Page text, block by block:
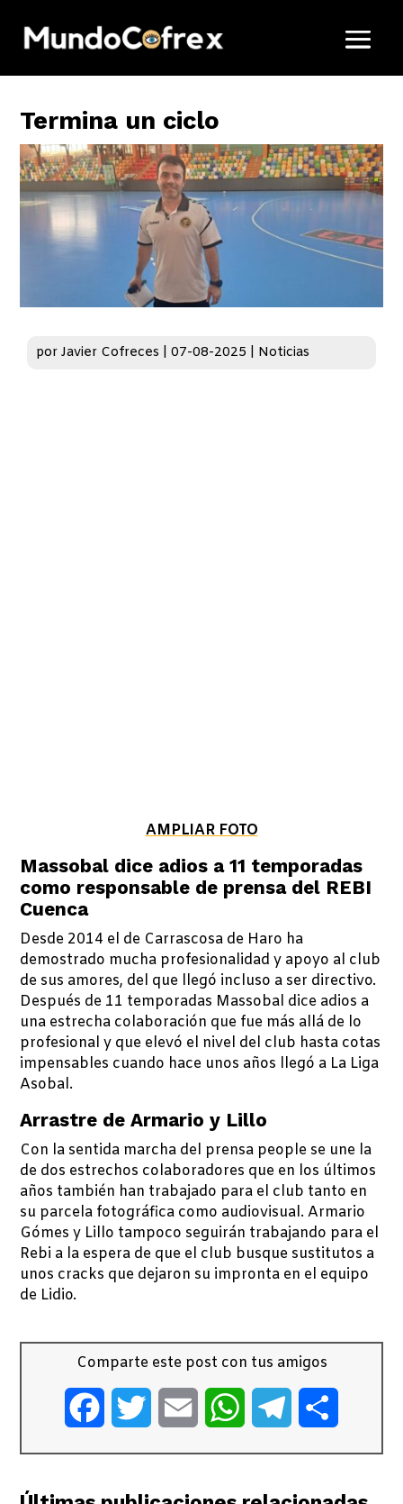
Termina un ciclo
porJavier Cofreces |07-08-2025 Noticias
AMPLIAR FOTO
Massobal dice adios a 11 temporadas
como responsable de prensa del REBI
Cuenca
Desde 2014 el de Carrascosa de Haro ha
demostrado mucha profesionalidad y apoyo al club
de sus amores, del que llegó incluso a ser directivo.
Después de 11 temporadas Massobal dice adios a
una estrecha colaboración que fue más allá de lo
profesional y que elevó el nivel del club hasta cotas
impensables cuando hace unos años llegó a La Liga
Asobal.
Arrastre de Armario y Lillo
Con la sentida marcha del prensa people se une la
de dos estrechos colaboradores que en los últimos
años también han trabajado para el club tanto en
su parcela fotográfica como audiovisual. Armario
Gómes y Lillo tampoco seguirán trabajando para el
Rebi a la espera de que el club busque sustitutos a
unos cracks que dejaron su impronta en el equipo
de Lidio.
Comparte este post con tus amigos
FacebookTwitter Email WhatsAppTelegram